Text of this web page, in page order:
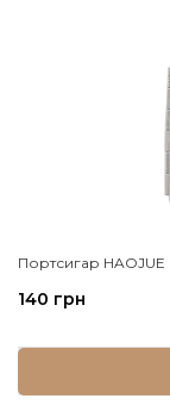
Портсигар HAOJUE
140 грн